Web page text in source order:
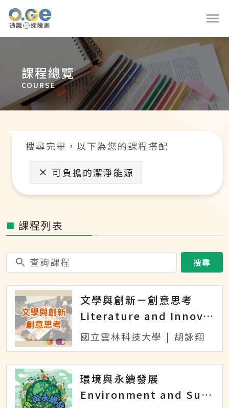
課程總覽
COURSE
搜尋完畢，以下為您的課程搭配
可負擔的潔淨能源
■ 課程列表
搜尋
文學與創新－創意思考
Literature and Innovation - Creative Thinking
國立雲林科技大學 | 胡詠翔
環境與永續發展
Environment and Sustainable Development